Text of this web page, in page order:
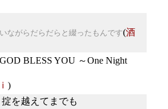
ながらだらだらと綴ったもんです(酒
GOD BLESS YOU ～One Night
)
を越えてまでも